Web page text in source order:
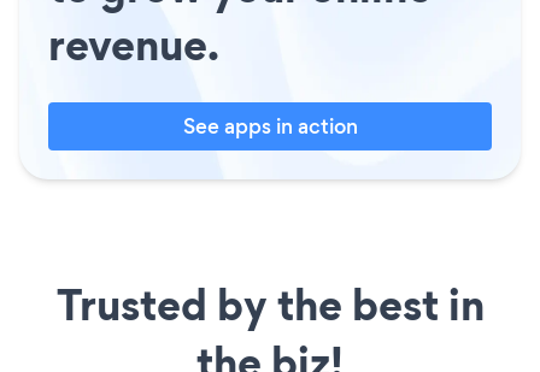
revenue.
See apps in action
Trusted by the best in